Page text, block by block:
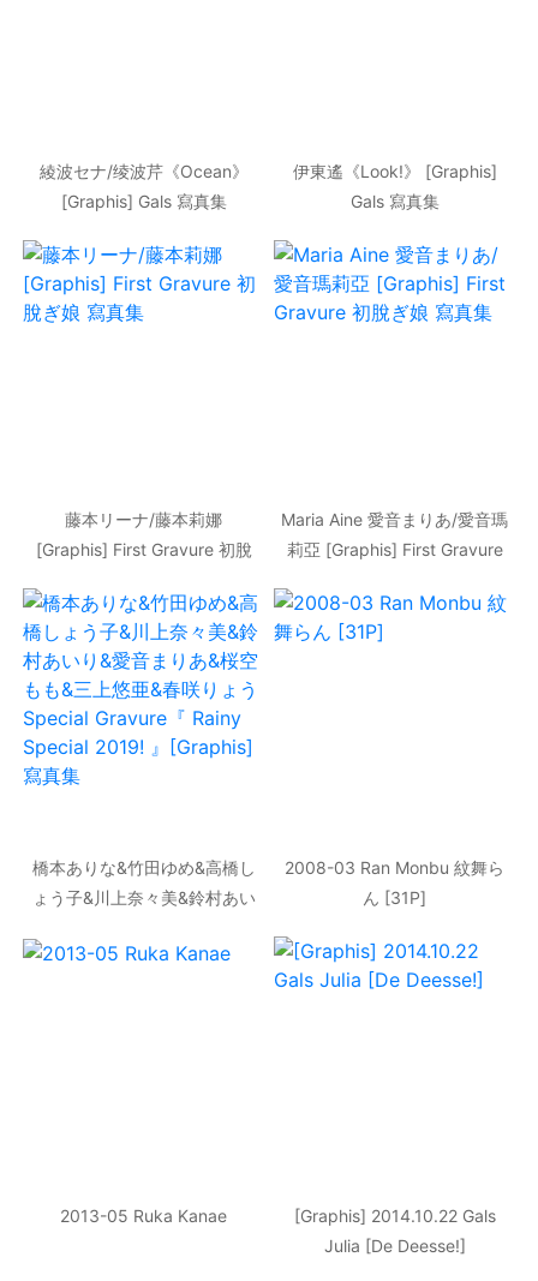
綾波セナ/绫波芹《Ocean》
[Graphis] Gals 寫真集
伊東遙《Look!》 [Graphis]
Gals 寫真集
藤本リーナ/藤本莉娜
[Graphis] First Gravure 初脫
Maria Aine 愛音まりあ/愛音瑪
莉亞 [Graphis] First Gravure
橋本ありな&竹田ゆめ&高橋し
ょう子&川上奈々美&鈴村あい
上悠亜&春咲りょう Special
2008-03 Ran Monbu 紋舞ら
ん [31P]
2013-05 Ruka Kanae
[Graphis] 2014.10.22 Gals
Julia [De Deesse!]